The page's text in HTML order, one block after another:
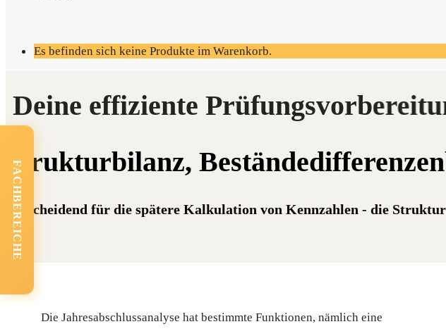
Es befinden sich keine Produkte im Warenkorb.
Struk­tur­bi­lanz,
Entscheidend für die spätere Kalkulation von Kennzahlen - die
Die Jahresabschlussanalyse hat bestimmte Funktionen, nämlich eine
FACHBEREICHE